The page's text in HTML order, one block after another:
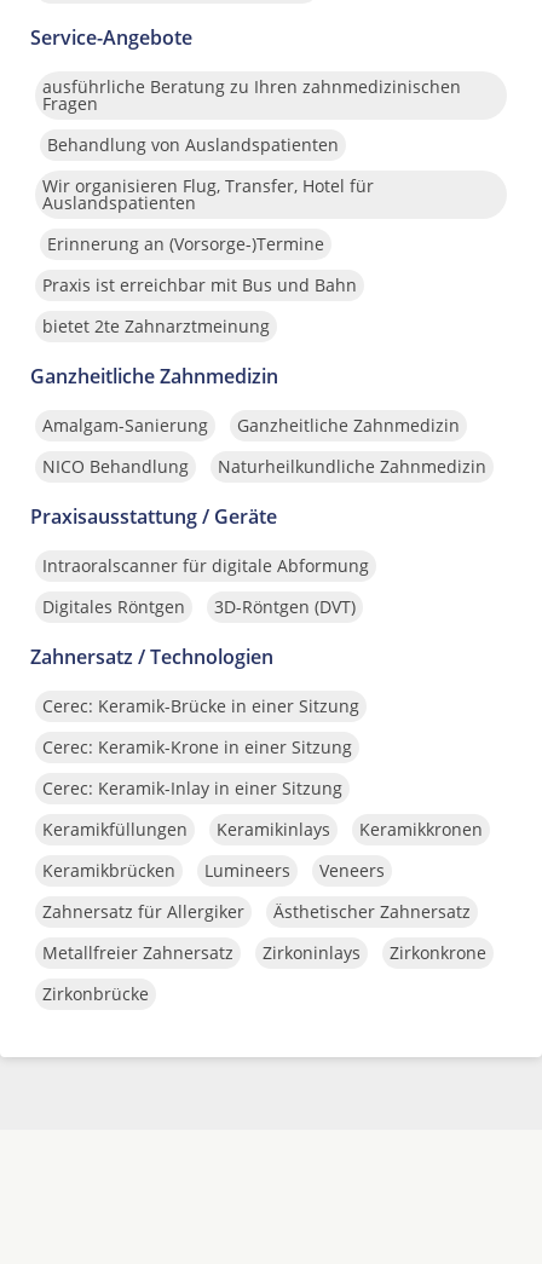
Service-Angebote
ausführliche Beratung zu Ihren zahnmedizinischen
Fragen
Behandlung von Auslandspatienten
Wir organisieren Flug, Transfer, Hotel für
Auslandspatienten
Erinnerung an (Vorsorge-)Termine
Praxis ist erreichbar mit Bus und Bahn
bietet 2te Zahnarztmeinung
Ganzheitliche Zahnmedizin
Amalgam-Sanierung
Ganzheitliche Zahnmedizin
NICO Behandlung
Naturheilkundliche Zahnmedizin
Praxisausstattung / Geräte
Intraoralscanner für digitale Abformung
Digitales Röntgen
3D-Röntgen (DVT)
Zahnersatz / Technologien
Cerec: Keramik-Brücke in einer Sitzung
Cerec: Keramik-Krone in einer Sitzung
Cerec: Keramik-Inlay in einer Sitzung
Keramikfüllungen
Keramikinlays
Keramikkronen
Keramikbrücken
Lumineers
Veneers
Zahnersatz für Allergiker
Ästhetischer Zahnersatz
Metallfreier Zahnersatz
Zirkoninlays
Zirkonkrone
Zirkonbrücke